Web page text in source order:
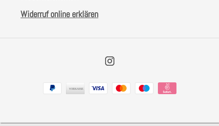
Widerruf online erklären
Zahlungsarten